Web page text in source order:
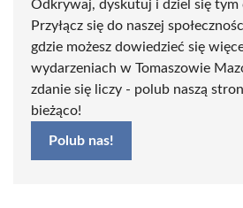
Odkrywaj, dyskutuj i dziel się tym
Przyłącz się do naszej
gdzie możesz dowiedzieć się
wydarzeniach w Tomaszowie
zdanie się liczy - polub naszą
bieżąco!
Polub nas!